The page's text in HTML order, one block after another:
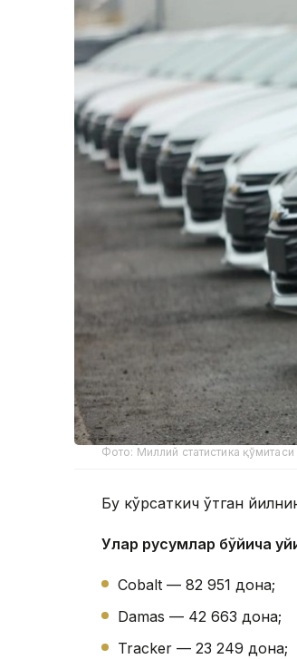
Фото: Миллий статистика қўмитаси
Бу кўрсаткич ўтган
Улар русумлар бўйича
Cobalt — 82 951 дона;
Damas — 42 663 дона;
Tracker — 23 249 дона;